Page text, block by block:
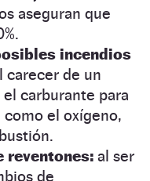
aseguran que
incendios
carecer de un
carburante para
el oxígeno,
reventones: al ser
de